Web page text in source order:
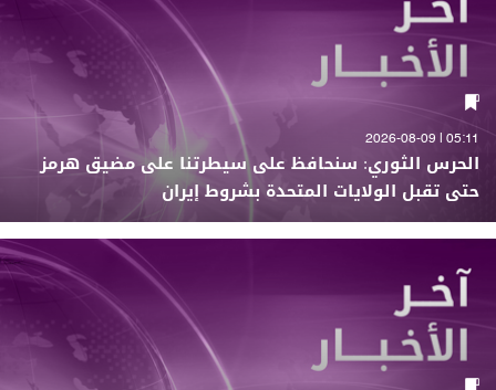
05:11 | 2026-08-09
الحرس الثوري: سنحافظ على سيطرتنا على مضيق هرمز
حتى تقبل الولايات المتحدة بشروط إيران